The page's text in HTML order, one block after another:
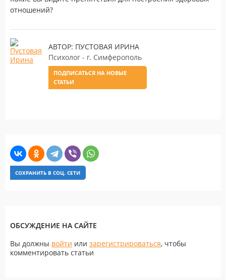
отношений?
АВТОР: ПУСТОВАЯ ИРИНА
Психолог - г. Симферополь
ПОДПИСАТЬСЯ НА НОВЫЕ
СТАТЬИ
СОХРАНИТЬ В СОЦ. СЕТИ
ОБСУЖДЕНИЕ НА САЙТЕ
Вы должны войти или зарегистрироваться, чтобы
комментировать статьи